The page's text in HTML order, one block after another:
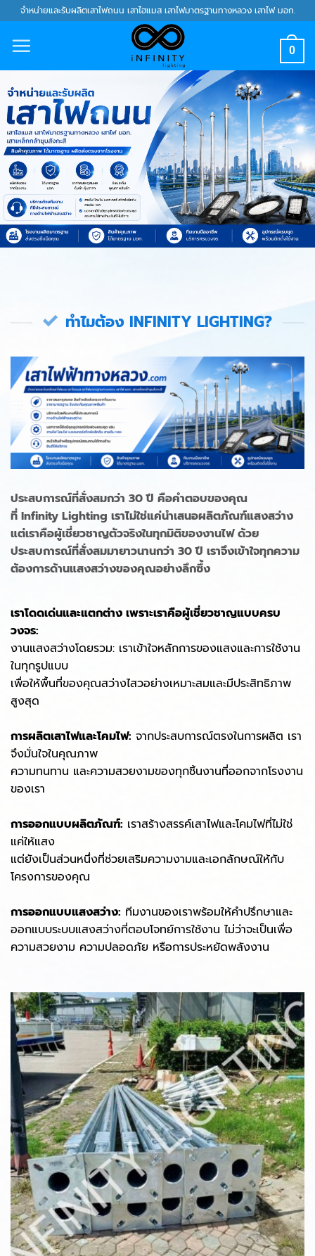
Skip
to
content
จำหน่ายและรับผลิตเสาไฟถนน เสาไฮแมส เสาไฟมาตรฐานทางหลวง เสาไฟ มอก.
0
ทำไมต้อง INFINITY LIGHTING?
ประสบการณ์ที่สั่งสมกว่า 30 ปี คือคำตอบของคุณ
ที่ Infinity Lighting เราไม่ใช่แค่นำเสนอผลิตภัณฑ์แสงสว่าง
แต่เราคือผู้เชี่ยวชาญตัวจริงในทุกมิติของงานไฟ ด้วย
ประสบการณ์ที่สั่งสมมายาวนานกว่า 30 ปี เราจึงเข้าใจทุกความ
ต้องการด้านแสงสว่างของคุณอย่างลึกซึ้ง
เราโดดเด่นและแตกต่าง เพราะเราคือผู้เชี่ยวชาญแบบครบ
วงจร:
งานแสงสว่างโดยรวม: เราเข้าใจหลักการของแสงและการใช้งาน
ในทุกรูปแบบ
เพื่อให้พื้นที่ของคุณสว่างไสวอย่างเหมาะสมและมีประสิทธิภาพ
สูงสุด
การผลิตเสาไฟและโคมไฟ: จากประสบการณ์ตรงในการผลิต เรา
จึงมั่นใจในคุณภาพ
ความทนทาน และความสวยงามของทุกชิ้นงานที่ออกจากโรงงาน
ของเรา
การออกแบบผลิตภัณฑ์: เราสร้างสรรค์เสาไฟและโคมไฟที่ไม่ใช่
แค่ให้แสง
แต่ยังเป็นส่วนหนึ่งที่ช่วยเสริมความงามและเอกลักษณ์ให้กับ
โครงการของคุณ
การออกแบบแสงสว่าง: ทีมงานของเราพร้อมให้คำปรึกษาและ
ออกแบบระบบแสงสว่างที่ตอบโจทย์การใช้งาน ไม่ว่าจะเป็นเพื่อ
ความสวยงาม ความปลอดภัย หรือการประหยัดพลังงาน